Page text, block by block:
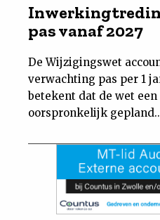
pas vanaf 2027
De Wijzigingswet
verwachting pas per 1
betekent dat de wet
oorspronkelijk